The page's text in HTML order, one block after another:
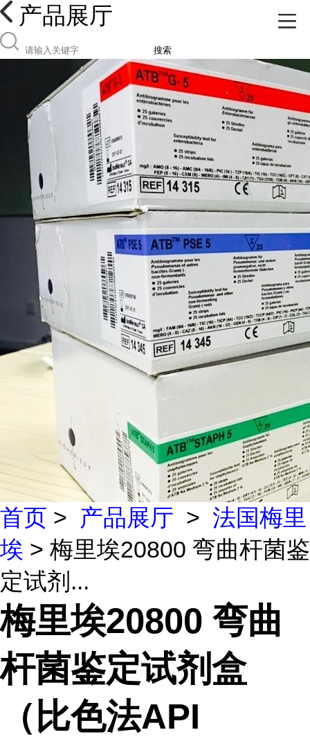
产品展厅
搜索
首页 > 产品展厅 > 法国梅里
埃 > 梅里埃20800 弯曲杆菌鉴
定试剂...
梅里埃20800 弯曲
杆菌鉴定试剂盒
（比色法API